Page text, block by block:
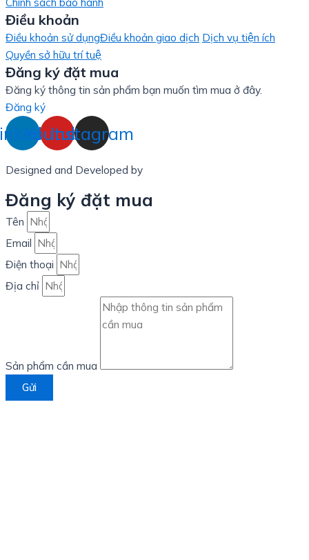
Điều khoản
Điều khoản sử dụngĐiều khoản giao dịch Dịch vụ tiện ích
Quyền sở hữu trí tuệ
Đăng ký đặt mua
Đăng ký thông tin sản phẩm bạn muốn tìm mua ở đây.
Đăng ký
Youtube
Instagram
Designed and Developed by
Đăng ký đặt mua
Tên
Email
Điện thoại
Địa chỉ
Sản phẩm cần mua
Gửi